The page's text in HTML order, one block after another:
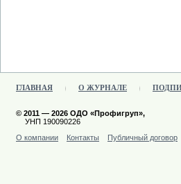
ГЛАВНАЯ О ЖУРНАЛЕ
© 2011 — 2026 ОДО «Профигруп»,
УНП 190090226
О компании
Контакты Публичный договор